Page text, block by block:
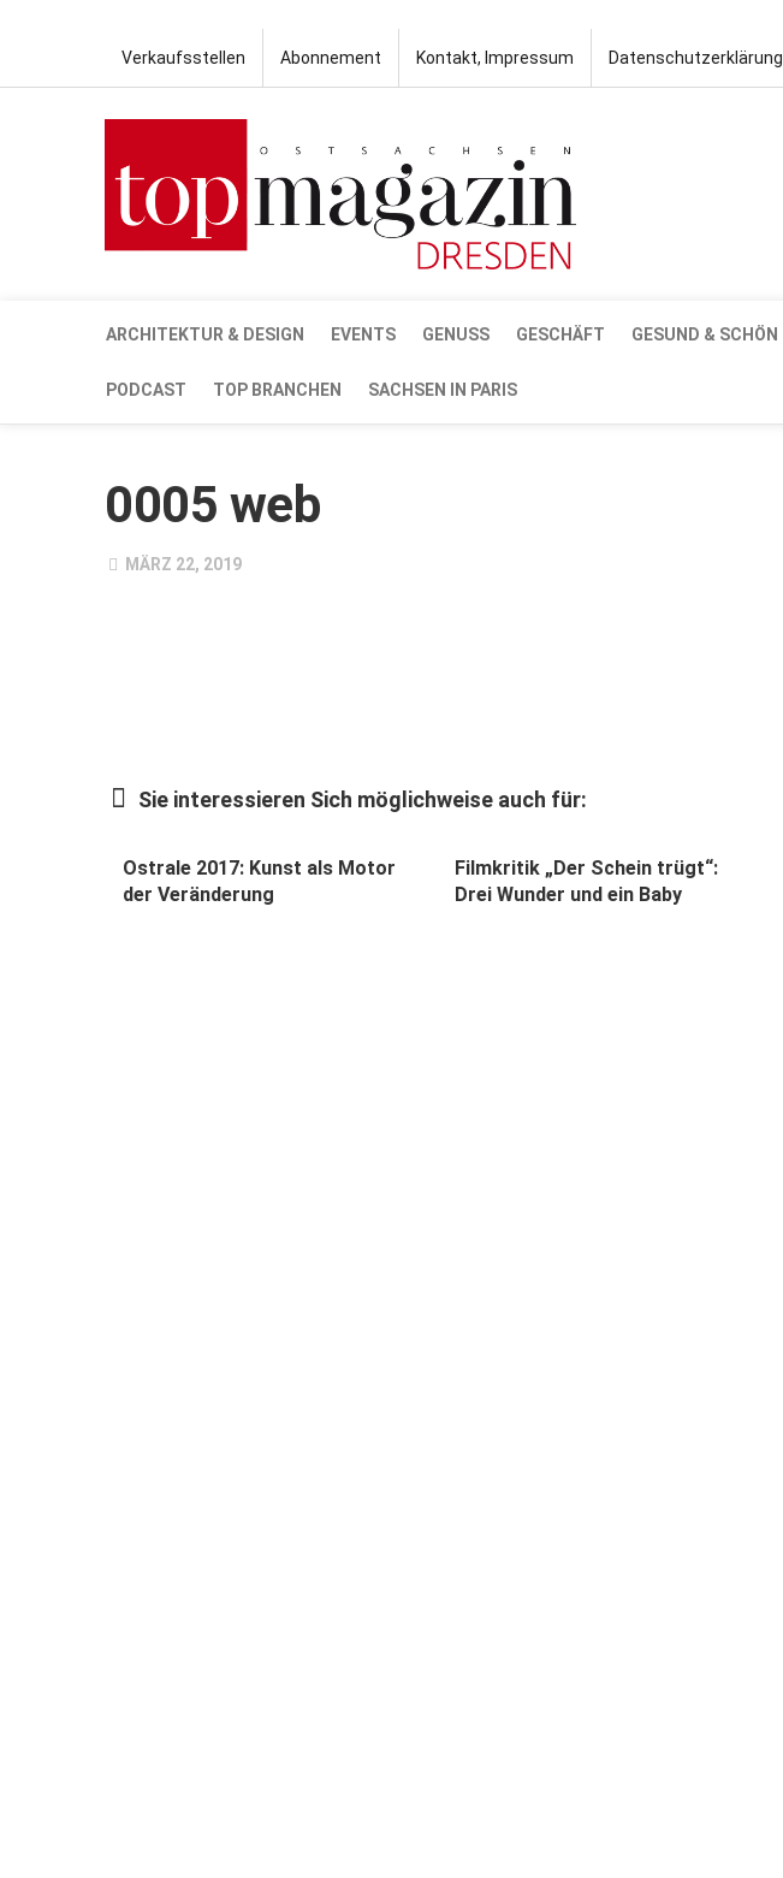
Verkaufsstellen Abonnement Kontakt, Impressum Datenschutzerklärung
ARCHITEKTUR & DESIGN EVENTS GENUSS GESCHÄFT GESUND & SCHÖN
PODCAST TOP BRANCHEN SACHSEN IN PARIS
0005 web
MÄRZ 22, 2019
Sie interessieren Sich möglichweise auch für:
Ostrale 2017: Kunst als Motor
der Veränderung
Filmkritik „Der Schein trügt“:
Drei Wunder und ein Baby